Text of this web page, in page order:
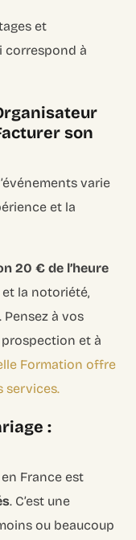
et
correspond à
son
varie
et la
20 € de l’heure
et la notoriété,
à vos
et à
Formation offre
services.
:
France est
. C’est une
ou beaucoup